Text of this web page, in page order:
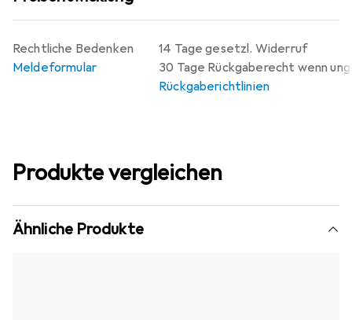
14 Tage gesetzl. Widerruf
30 Tage Rückgaberecht wenn
Rückgaberichtlinien
Rechtliche Bedenken
Meldeformular
Produkte vergleichen
Ähnliche Produkte